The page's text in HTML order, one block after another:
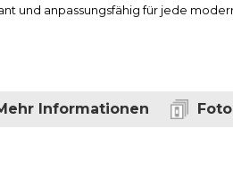
und anpassungsfähig für jede
Informationen